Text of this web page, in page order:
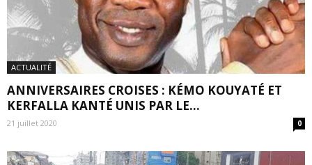
ACTUALITÉ
ANNIVERSAIRES CROISES : KÉMO KOUYATÉ ET
KERFALLA KANTÉ UNIS PAR LE...
21 juillet 2020 0